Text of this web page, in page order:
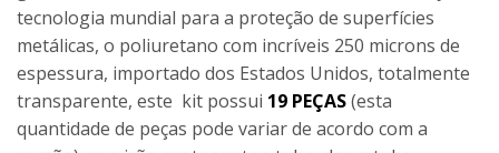
tecnologia mundial para a proteção de superfícies
metálicas, o poliuretano com incríveis 250 microns de
espessura, importado dos Estados Unidos, totalmente
transparente, este kit possui 19 PEÇAS(esta
quantidade de peças pode variar de acordo com a